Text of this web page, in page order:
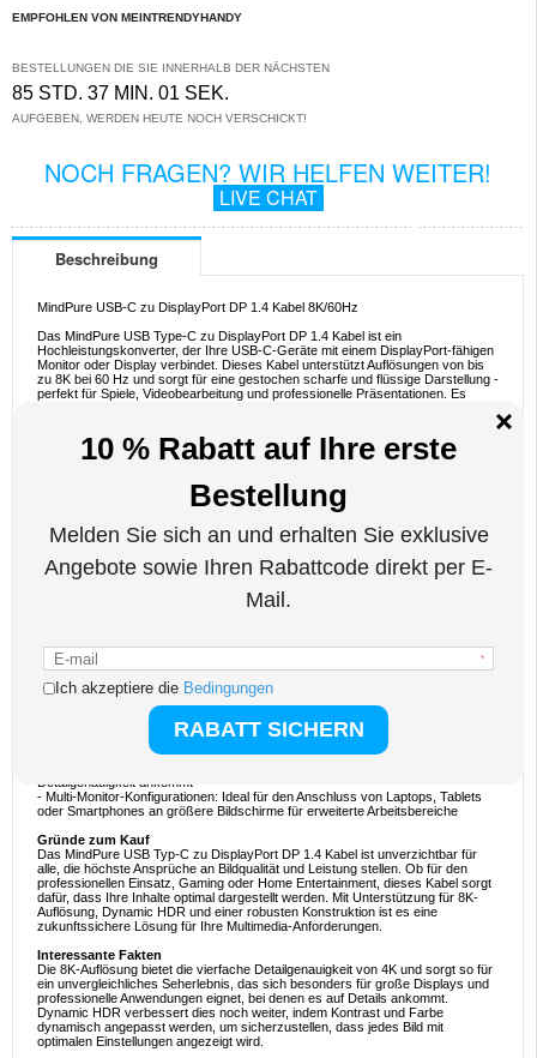
EMPFOHLEN VON MEINTRENDYHANDY
BESTELLUNGEN DIE SIE INNERHALB DER NÄCHSTEN
85 STD. 37 MIN. 01 SEK.
AUFGEBEN, WERDEN HEUTE NOCH VERSCHICKT!
NOCH FRAGEN? WIR HELFEN WEITER!
LIVE CHAT
Beschreibung
MindPure USB-C zu DisplayPort DP 1.4 Kabel 8K/60Hz
Das MindPure USB Type-C zu DisplayPort DP 1.4 Kabel ist ein
Hochleistungskonverter, der Ihre USB-C-Geräte mit einem DisplayPort-fähigen
Monitor oder Display verbindet. Dieses Kabel unterstützt Auflösungen von bis
zu 8K bei 60 Hz und sorgt für eine gestochen scharfe und flüssige Darstellung -
perfekt für Spiele, Videobearbeitung und professionelle Präsentationen. Es
Konstruktion gewährleistet eine zuverlässige Leistung und macht es zu einem
unverzichtbaren Zubehör für moderne Multimedia-Setups.
- Unterstützung von 8K-Auflösung: Liefert atemberaubende Bilder mit bis zu 8K
bei 60 Hz für das ultimative Seherlebnis
für lebendigere und lebensechtere Bilder
fähigen Monitoren oder Displays
- Hochwertige Konstruktion: Langlebige Materialien sorgen für dauerhafte
Leistung und zuverlässige Verbindungen
- Plug and Play: Einfache Nutzung ohne zusätzliche Treiber oder Software
Ideale Verwendungsbeispiele
- Spiele: Erleben Sie Ultra-High-Definition-Gaming mit Unterstützung für 8K-
Auflösung und 60Hz-Bildwiederholraten
- Professionelles Arbeiten: Perfekt für Grafikdesigner, Videobearbeiter und
Fotografen, die präzise Farbgenauigkeit und hohe Auflösung benötigen
- Heimkino: Erweitern Sie Ihr Home-Entertainment-System mit
atemberaubender Grafik und flüssiger Wiedergabe
Detailgenauigkeit ankommt
- Multi-Monitor-Konfigurationen: Ideal für den Anschluss von Laptops, Tablets
oder Smartphones an größere Bildschirme für erweiterte Arbeitsbereiche
Gründe zum Kauf
Das MindPure USB Typ-C zu DisplayPort DP 1.4 Kabel ist unverzichtbar für
alle, die höchste Ansprüche an Bildqualität und Leistung stellen. Ob für den
professionellen Einsatz, Gaming oder Home Entertainment, dieses Kabel sorgt
dafür, dass Ihre Inhalte optimal dargestellt werden. Mit Unterstützung für 8K-
Auflösung, Dynamic HDR und einer robusten Konstruktion ist es eine
zukunftssichere Lösung für Ihre Multimedia-Anforderungen.
Interessante Fakten
Die 8K-Auflösung bietet die vierfache Detailgenauigkeit von 4K und sorgt so für
ein unvergleichliches Seherlebnis, das sich besonders für große Displays und
professionelle Anwendungen eignet, bei denen es auf Details ankommt.
Dynamic HDR verbessert dies noch weiter, indem Kontrast und Farbe
dynamisch angepasst werden, um sicherzustellen, dass jedes Bild mit
optimalen Einstellungen angezeigt wird.